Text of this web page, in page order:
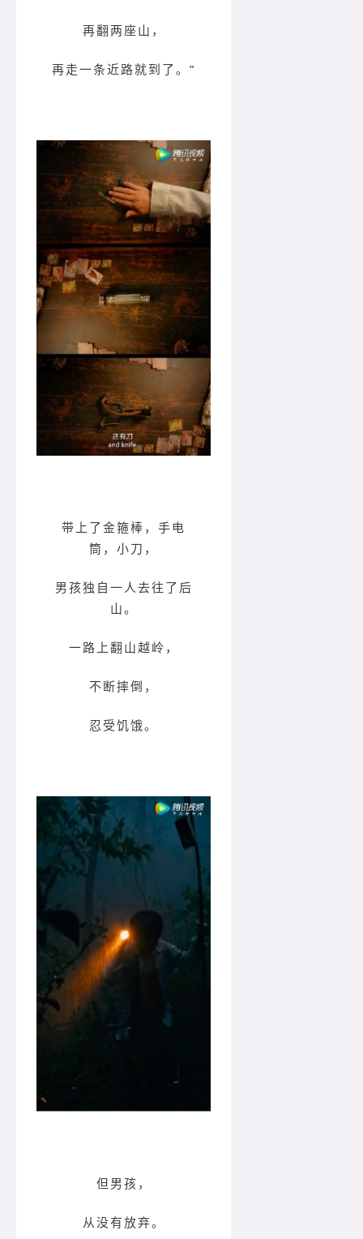
再翻两座山，
再走一条近路就到了。”
带上了金箍棒，手电
筒，小刀，
男孩独自一人去往了后
山。
一路上翻山越岭，
不断摔倒，
忍受饥饿。
但男孩，
从没有放弃。